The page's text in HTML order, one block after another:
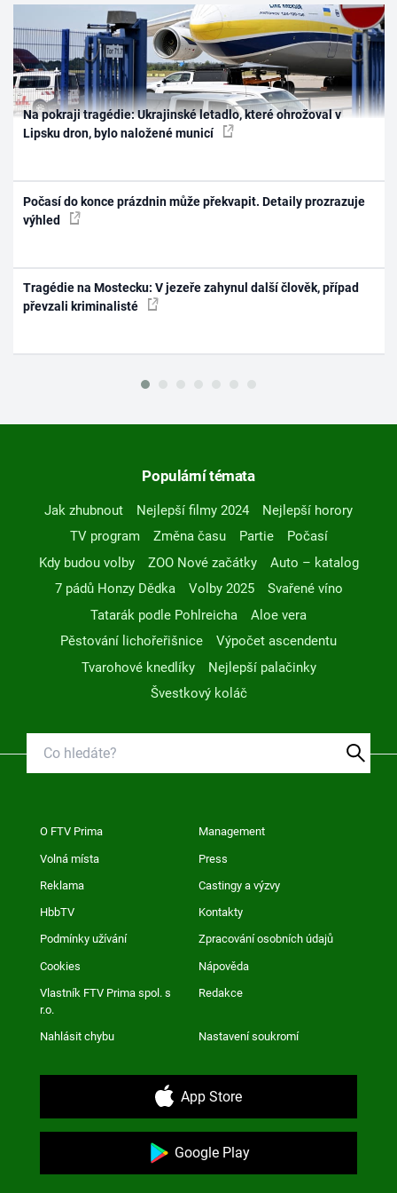
Na pokraji tragédie: Ukrajinské letadlo, které ohrožoval v
Lipsku dron, bylo naložené municí
Počasí do konce prázdnin může překvapit. Detaily prozrazuje
výhled
Tragédie na Mostecku: V jezeře zahynul další člověk, případ
převzali kriminalisté
Populární témata
Jak zhubnout Nejlepší filmy 2024
Nejlepší horory
TV program
Změna času Partie
Počasí
Kdy budou volby
ZOO Nové začátky
Auto – katalog
7 pádů Honzy Dědka
Volby 2025
Svařené víno
Tatarák podle Pohlreicha
Aloe vera
Pěstování lichořeřišnice
Výpočet ascendentu
Tvarohové knedlíky
Nejlepší palačinky
Švestkový koláč
O FTV Prima Management
Volná místa Press
Reklama Castingy a výzvy
HbbTV Kontakty
Podmínky užívání Zpracování osobních údajů
Cookies Nápověda
Vlastník FTV Prima spol. s
r.o.
Redakce
Nahlásit chybu Nastavení soukromí
App Store
Google Play